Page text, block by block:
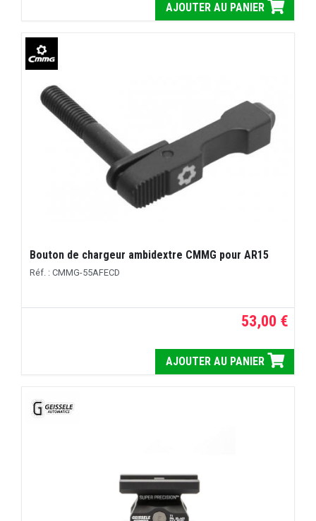
AJOUTER AU PANIER
Bouton de chargeur ambidextre CMMG pour AR15
Réf. : CMMG-55AFECD
53,00 €
AJOUTER AU PANIER